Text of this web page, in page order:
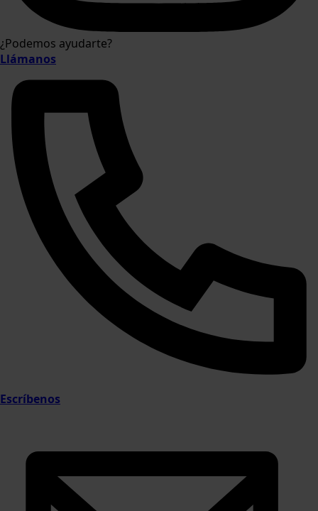
¿Podemos ayudarte?
Llámanos
Escríbenos